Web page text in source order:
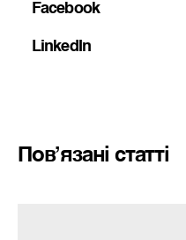
Facebook
LinkedIn
Пов’язані статті